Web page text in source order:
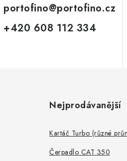
portofino@portofino.cz
+420 608 112 334
Nejprodávanější
Kartáč Turbo (různé
Čerpadlo CAT 350